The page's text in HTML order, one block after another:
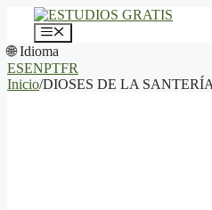
Saltar
contenido
Menú
🌐 Idioma
ESENPTFR
Inicio/DIOSES DE LA